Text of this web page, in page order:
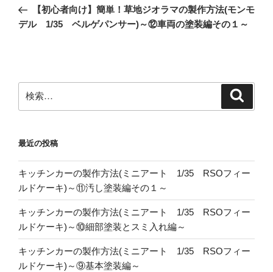
ナ
シ
ョ
の
投
【初心者向け】簡単！草地ジオラマの製作方法(モンモ
デル 1/35 ベルゲパンサー)～⑫車両の塗装編その１～
索:
最近の投稿
キッチンカーの製作方法(ミニアート 1/35 RSOフィー
ルドケーキ)～⑪汚し塗装編その１～
キッチンカーの製作方法(ミニアート 1/35 RSOフィー
ルドケーキ)～⑩細部塗装とスミ入れ編～
キッチンカーの製作方法(ミニアート 1/35 RSOフィー
ルドケーキ)～⑨基本塗装編～